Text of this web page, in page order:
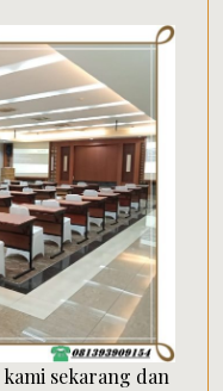
sekarang dan